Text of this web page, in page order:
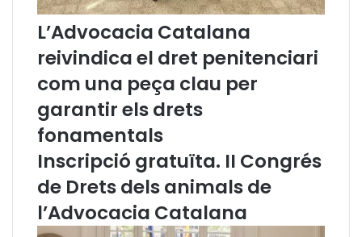
0
2
5
p
r
e
s
i
d
e
a
,
l
’
E
L’Advocacia Catalana
reivindica el dret penitenciari
com una peça clau per
garantir els drets
fonamentals
Inscripció gratuïta. II Congrés
de Drets dels animals de
l’Advocacia Catalana